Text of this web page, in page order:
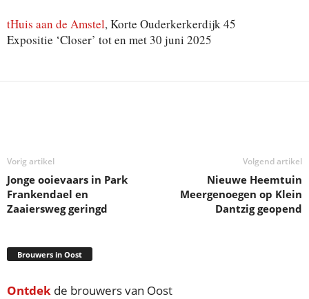
tHuis aan de Amstel, Korte Ouderkerkerdijk 45
Expositie ‘Closer’ tot en met 30 juni 2025
Vorig artikel
Jonge ooievaars in Park
Frankendael en
Zaaiersweg geringd
Volgend artikel
Nieuwe Heemtuin
Meergenoegen op Klein
Dantzig geopend
Brouwers in Oost
Ontdek de brouwers van Oost